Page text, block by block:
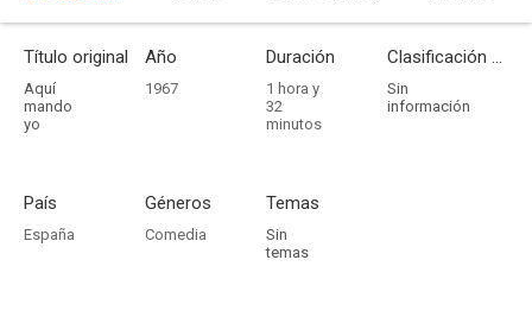
Título original
Aquí
mando
yo
Año
1967
Duración
1 hora y
32
minutos
Clasificación por edades
Sin
información
País
España
Géneros
Comedia
Temas
Sin
temas